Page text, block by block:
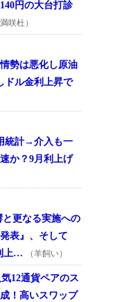
円の大台打診
満咲杜）
勢は悪化し原油
ドル金利上昇で
統計→介入も一
か？9月利上げ
更なる実施への
表』、そして
上…
（羊飼い）
12通貨ペアのス
！高いスワップ